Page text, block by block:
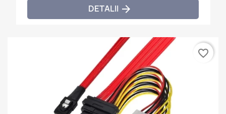
DETALII 
favorite_border